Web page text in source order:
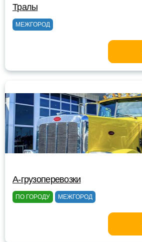
Тралы
МЕЖГОРОД
A-грузоперевозки
ПО ГОРОДУ МЕЖГОРОД